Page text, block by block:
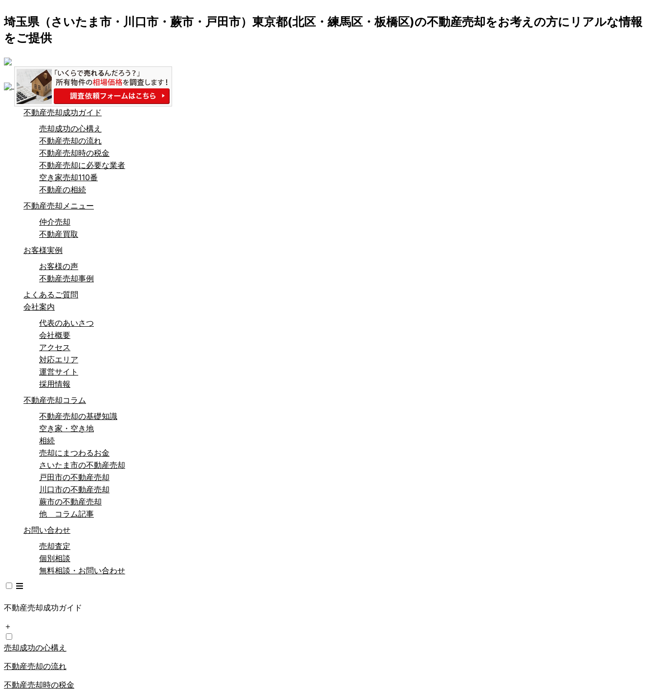
埼玉県（さいたま市・川口市・蕨市・戸田市）東京都(北区・練馬区・板橋区)の不動産売却をお考えの方にリアルな情報
をご提供
不動産売却成功ガイド
売却成功の心構え
不動産売却の流れ
不動産売却時の税金
不動産売却に必要な業者
空き家売却110番
不動産の相続
不動産売却メニュー
仲介売却
不動産買取
お客様実例
お客様の声
不動産売却事例
よくあるご質問
会社案内
代表のあいさつ
会社概要
アクセス
対応エリア
運営サイト
採用情報
不動産売却コラム
不動産売却の基礎知識
空き家・空き地
相続
売却にまつわるお金
さいたま市の不動産売却
戸田市の不動産売却
川口市の不動産売却
蕨市の不動産売却
他 コラム記事
お問い合わせ
売却査定
個別相談
無料相談・お問い合わせ
不動産売却成功ガイド
＋
売却成功の心構え
不動産売却の流れ
不動産売却時の税金